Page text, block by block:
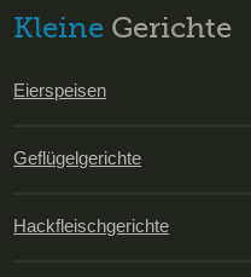
Kleine Gerichte
Eierspeisen
Geflügelgerichte
Hackfleischgerichte